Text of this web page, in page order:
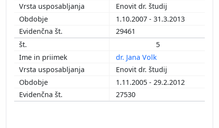
Enovit dr. študij
1.10.2007 - 31.3.2013
29461
5
dr. Jana Volk
Enovit dr. študij
1.11.2005 - 29.2.2012
27530